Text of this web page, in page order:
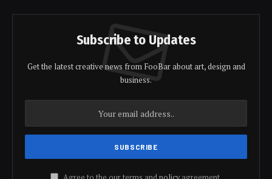
Subscribe to Updates
Get the latest creative news from FooBar about art, design and
business.